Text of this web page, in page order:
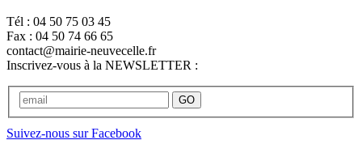
Tél : 04 50 75 03 45
Fax : 04 50 74 66 65
contact@mairie-neuvecelle.fr
Inscrivez-vous à la NEWSLETTER :
GO
Suivez-nous sur Facebook